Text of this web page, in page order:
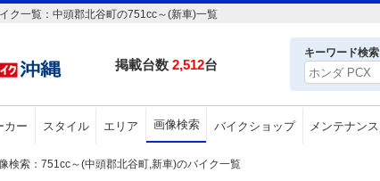
ク一覧：中頭郡北谷町の751cc～(新車)一覧
掲載台数 2,512台
キーワード検索
カー スタイル エリア 画像検索 バイクショップ メンテナンス
検索：751cc～(中頭郡北谷町,新車)のバイク一覧